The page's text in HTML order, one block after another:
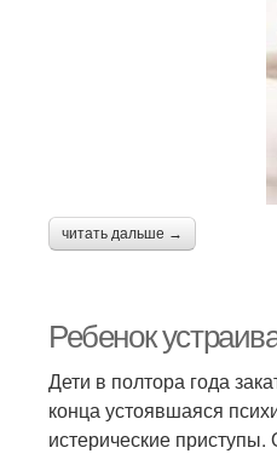
читать дальше →
Ребенок
Дети в полтора года
конца устоявшаяся
истерические